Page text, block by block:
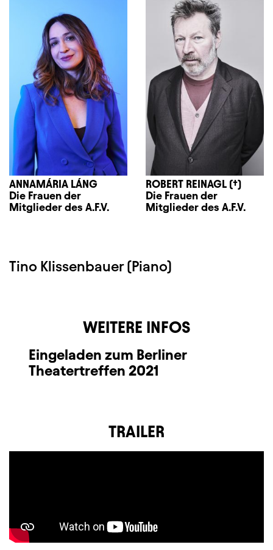
ANNAMÁRIA LÁNG
Die Frauen der
Mitglieder des A.F.V.
ROBERT REINAGL (†)
Die Frauen der
Mitglieder des A.F.V.
Tino Klissenbauer (Piano)
WEITERE INFOS
Eingeladen zum Berliner
Theatertreffen 2021
TRAILER